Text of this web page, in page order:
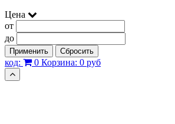
Цена
от
до
Применить Сбросить
код: 0 Корзина: 0 руб